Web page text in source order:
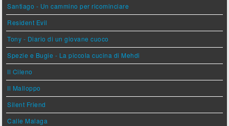
Santiago - Un cammino per ricominciare
Resident Evil
Tony - Diario di un giovane cuoco
Spezie e Bugie - La piccola cucina di Mehdi
Il Cileno
Il Malloppo
Silent Friend
Calle Malaga